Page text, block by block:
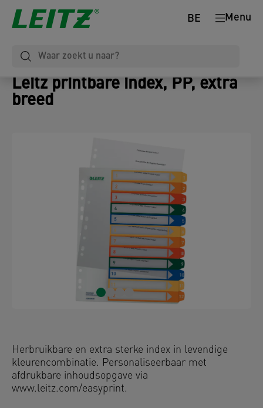
Menu
BE
Leitz printbare index, PP, extra
breed
Herbruikbare en extra sterke index in levendige
kleurencombinatie. Personaliseerbaar met
afdrukbare inhoudsopgave via
www.leitz.com/easyprint.